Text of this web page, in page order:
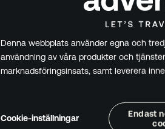
Denna webbplats använder egna och
användning av våra produkter och
marknadsföringsinsats, samt leverera
Cookie-inställningar
Endast